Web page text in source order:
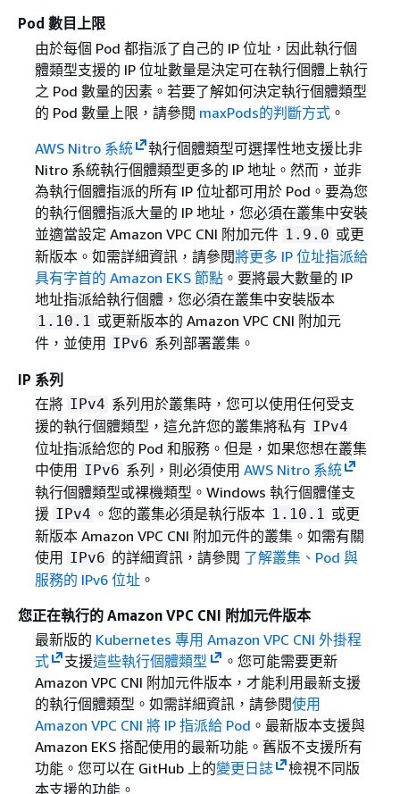
Pod 數目上限
由於每個 Pod 都指派了自己的 IP 位址，因此執行個
體類型支援的 IP 位址數量是決定可在執行個體上執行
之 Pod 數量的因素。若要了解如何決定執行個體類型
的 Pod 數量上限，請參閱 maxPods的判斷方式。
AWS Nitro 系統
執行個體類型可選擇性地支援比非
Nitro 系統執行個體類型更多的 IP 地址。然而，並非
為執行個體指派的所有 IP 位址都可用於 Pod。要為您
的執行個體指派大量的 IP 地址，您必須在叢集中安裝
並適當設定 Amazon VPC CNI 附加元件 1.9.0 或更
新版本。如需詳細資訊，請參閱將更多 IP 位址指派給
具有字首的 Amazon EKS 節點。要將最大數量的 IP
地址指派給執行個體，您必須在叢集中安裝版本
1.10.1 或更新版本的 Amazon VPC CNI 附加元
件，並使用 IPv6 系列部署叢集。
IP 系列
在將 IPv4 系列用於叢集時，您可以使用任何受支
援的執行個體類型，這允許您的叢集將私有 IPv4
位址指派給您的 Pod 和服務。但是，如果您想在叢集
中使用 IPv6 系列，則必須使用 AWS Nitro 系統
執行個體類型或裸機類型。Windows 執行個體僅支
援 IPv4 。您的叢集必須是執行版本 1.10.1 或更
新版本 Amazon VPC CNI 附加元件的叢集。如需有關
使用 IPv6 的詳細資訊，請參閱 了解叢集、Pod 與
服務的 IPv6 位址。
您正在執行的 Amazon VPC CNI 附加元件版本
最新版的 Kubernetes 專用 Amazon VPC CNI 外掛程
式
支援這些執行個體類型
。您可能需要更新
Amazon VPC CNI 附加元件版本，才能利用最新支援
的執行個體類型。如需詳細資訊，請參閱使用
Amazon VPC CNI 將 IP 指派給 Pod 。最新版本支援與
Amazon EKS 搭配使用的最新功能。舊版不支援所有
功能。您可以在 GitHub 上的變更日誌
檢視不同版
本支援的功能。